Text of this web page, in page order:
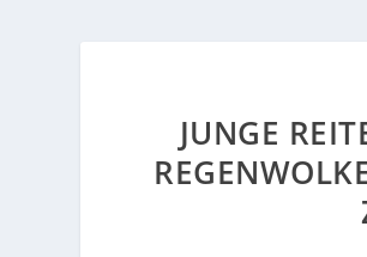
JUNGE